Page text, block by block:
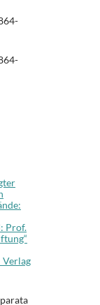
Prof.
Verlag